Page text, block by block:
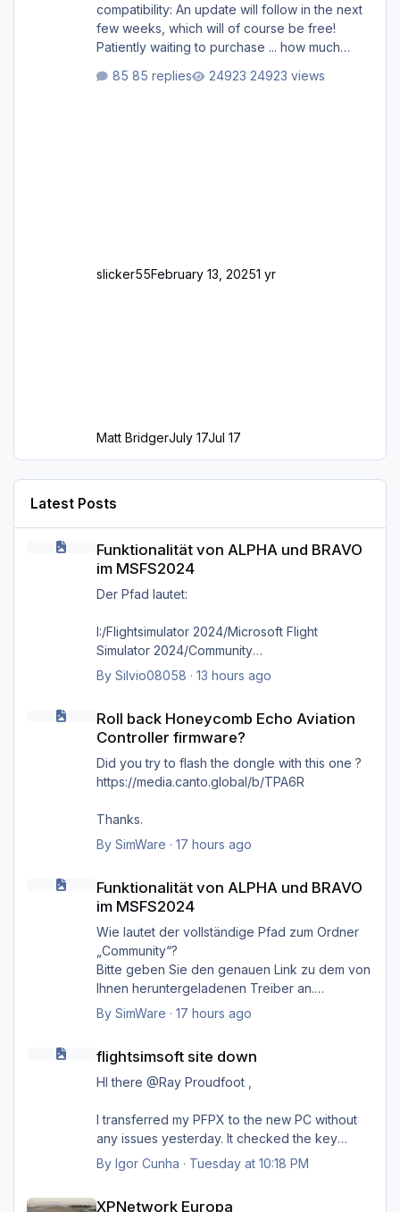
compatibility: An update will follow in the next
few weeks, which will of course be free!
Patiently waiting to purchase ... how much
85 replies 24923 views
slicker55February 13, 20251 yr
Matt BridgerJuly 17Jul 17
Latest Posts
Funktionalität von ALPHA und BRAVO
im MSFS2024
Der Pfad lautet:
I:/Flightsimulator 2024/Microsoft Flight
Simulator 2024/Community
wie bereits gesagt, selbst das direkte
nichts, es kommt immer wieder die Meldung
'Cannot find MSFS2024 community folder'
By Silvio08058 · 13 hours ago
Roll back Honeycomb Echo Aviation
Controller firmware?
Did you try to flash the dongle with this one ?
https://media.canto.global/b/TPA6R
Thanks.
By SimWare · 17 hours ago
Funktionalität von ALPHA und BRAVO
im MSFS2024
Wie lautet der vollständige Pfad zum Ordner
„Community“?
Bitte geben Sie den genauen Link zu dem von
Ihnen heruntergeladenen Treiber an.
Danke.
By SimWare · 17 hours ago
flightsimsoft site down
HI there @Ray Proudfoot ,
I transferred my PFPX to the new PC without
any issues yesterday. It checked the key
online on their server, and everything went
smoothly. Unfortunately, it failed for TOPCAT;
By Igor Cunha · Tuesday at 10:18 PM
XPNetwork Europa